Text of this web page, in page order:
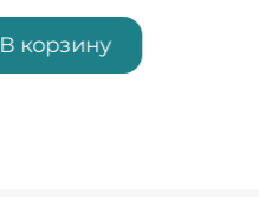
В корзину